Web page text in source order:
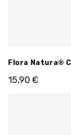
Flora Natura®
15,90 €